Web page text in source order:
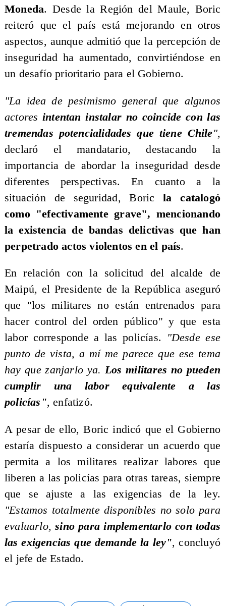
Moneda. Desde la Región del Maule, Boric
reiteró que el país está mejorando en otros
aspectos, aunque admitió que la percepción de
inseguridad ha aumentado, convirtiéndose en
un desafío prioritario para el Gobierno.
​"La idea de pesimismo general que algunos
actores intentan instalar no coincide con las
tremendas potencialidades que tiene Chile",
declaró el mandatario, destacando la
importancia de abordar la inseguridad desde
diferentes perspectivas. En cuanto a la
situación de seguridad, Boricla catalogó
como "efectivamente grave", mencionando
la existencia de bandas delictivas que han
perpetrado actos violentos en el país.
En relación con la solicitud del alcalde de
Maipú, el Presidente de la República aseguró
que "los militares no están entrenados para
hacer control del orden público" y que esta
labor corresponde a las policías. "Desde ese
punto de vista, a mí me parece que ese tema
hay que zanjarlo ya. Los militares no pueden
cumplir una labor equivalente a las
policías", enfatizó.
A pesar de ello, Boric indicó que el Gobierno
estaría dispuesto a considerar un acuerdo que
permita a los militares realizar labores que
liberen a las policías para otras tareas, siempre
que se ajuste a las exigencias de la ley.
"Estamos totalmente disponibles no solo para
evaluarlo,sino para implementarlo con todas
las exigencias que demande la ley", concluyó
el jefe de Estado.